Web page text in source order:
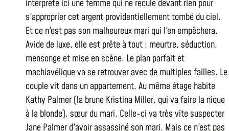
interprète ici une femme qui ne recule devant rien pour
s'approprier cet argent providentiellement tombé du ciel.
Et ce n'est pas son malheureux mari qui l'en empêchera.
Avide de luxe, elle est prête à tout : meurtre, séduction,
mensonge et mise en scène. Le plan parfait et
machiavélique va se retrouver avec de multiples failles. Le
couple vit dans un appartement. Au même étage habite
Kathy Palmer (la brune Kristina Miller, qui va faire la nique
à la blonde), sœur du mari. Celle-ci va très vite suspecter
Jane Palmer d'avoir assassiné son mari. Mais ce n'est pas